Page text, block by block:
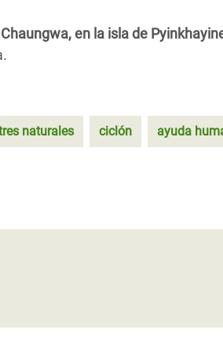
en la isla de
naturales ciclón ayuda